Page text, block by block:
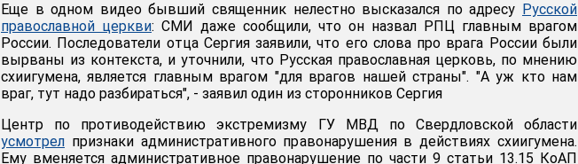
Еще в одном видео бывший священник нелестно высказался по адресу Русской
православной церкви: СМИ даже сообщили, что он назвал РПЦ главным врагом
России. Последователи отца Сергия заявили, что его слова про врага России были
вырваны из контекста, и уточнили, что Русская православная церковь, по мнению
схиигумена, является главным врагом "для врагов нашей страны". "А уж кто нам
враг, тут надо разбираться", - заявил один из сторонников Сергия
Центр по противодействию экстремизму ГУ МВД по Свердловской области
усмотрел признаки административного правонарушения в действиях схиигумена.
Ему вменяется административное правонарушение по части 9 статьи 13.15 КоАП